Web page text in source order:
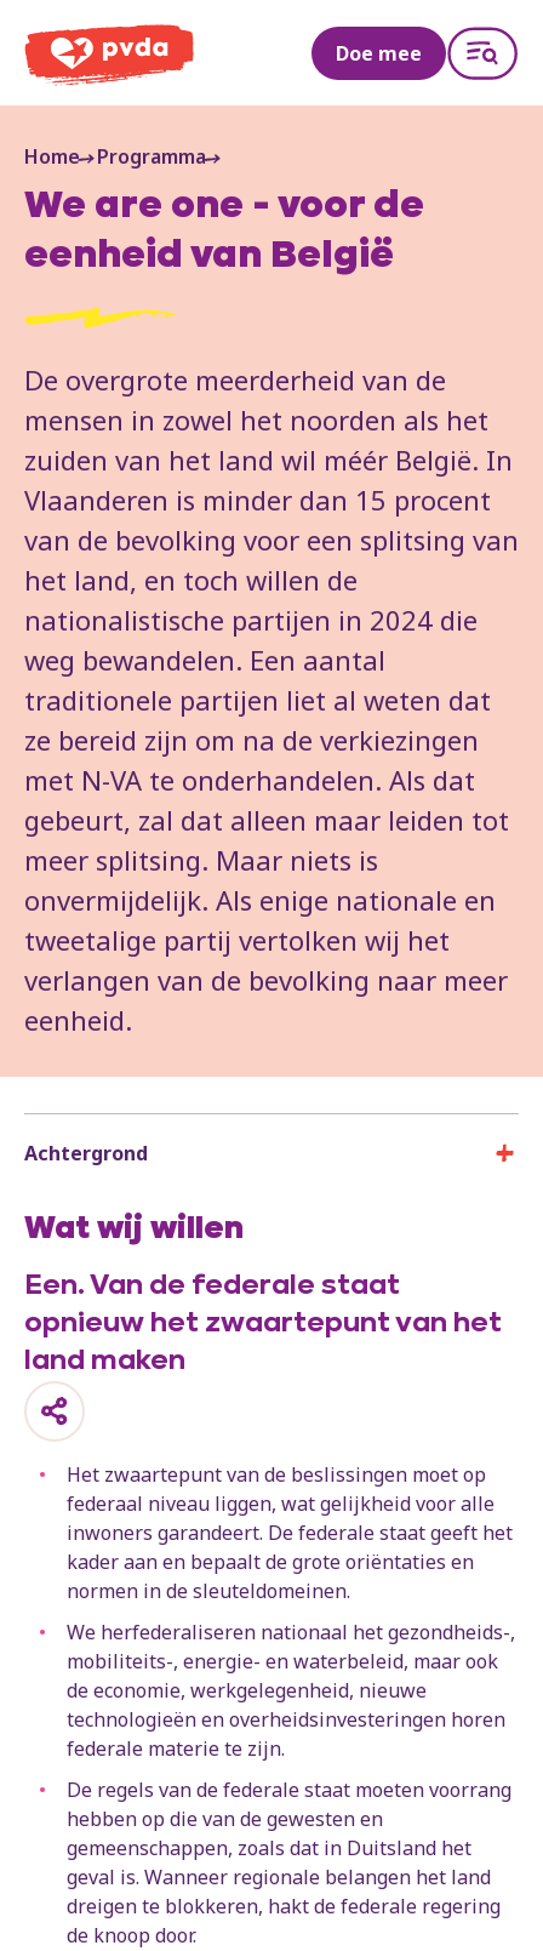
PVDA
Doe mee
Home Programma
We are one - voor de
eenheid van België
De overgrote meerderheid van de
mensen in zowel het noorden als het
zuiden van het land wil méér België. In
Vlaanderen is minder dan 15 procent
van de bevolking voor een splitsing van
het land, en toch willen de
nationalistische partijen in 2024 die
weg bewandelen. Een aantal
traditionele partijen liet al weten dat
ze bereid zijn om na de verkiezingen
met N-VA te onderhandelen. Als dat
gebeurt, zal dat alleen maar leiden tot
meer splitsing. Maar niets is
onvermijdelijk. Als enige nationale en
tweetalige partij vertolken wij het
verlangen van de bevolking naar meer
eenheid.
Achtergrond
Wat wij willen
Een. Van de federale staat
opnieuw het zwaartepunt van het
land maken
Het zwaartepunt van de beslissingen moet op
federaal niveau liggen, wat gelijkheid voor alle
inwoners garandeert. De federale staat geeft het
kader aan en bepaalt de grote oriëntaties en
normen in de sleuteldomeinen.
We herfederaliseren nationaal het gezondheids-,
mobiliteits-, energie- en waterbeleid, maar ook
de economie, werkgelegenheid, nieuwe
technologieën en overheidsinvesteringen horen
federale materie te zijn.
De regels van de federale staat moeten voorrang
hebben op die van de gewesten en
gemeenschappen, zoals dat in Duitsland het
geval is. Wanneer regionale belangen het land
dreigen te blokkeren, hakt de federale regering
de knoop door.